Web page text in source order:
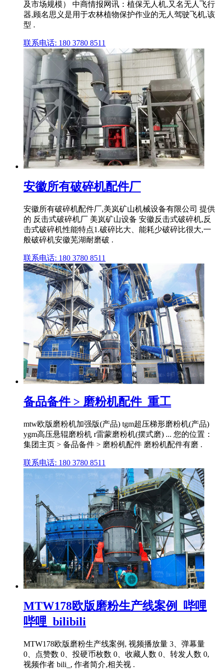
及市场规模） 中商情报网讯：植保无人机,又名无人飞行
器,顾名思义是用于农林植物保护作业的无人驾驶飞机,该
型 .
联系电话: 180 3780 8511
安徽所有破碎机配件厂
安徽所有破碎机配件厂,美岚矿山机械设备有限公司 提供
的 反击式破碎机厂 美岚矿山设备 安徽反击式破碎机,反
击式破碎机性能特点1.破碎比大、能耗少破碎比很大,一
般破碎机安徽芜湖耐磨破 .
联系电话: 180 3780 8511
备品备件 > 磨粉机配件_重工
mtw欧版磨粉机加强版(产品) tgm超压梯形磨粉机(产品)
ygm高压悬辊磨粉机 r雷蒙磨粉机(摆式磨) ... 您的位置：
集团主页 > 备品备件 > 磨粉机配件 磨粉机配件有磨 .
联系电话: 180 3780 8511
MTW178欧版磨粉生产线案例_哔哩
哔哩_bilibili
MTW178欧版磨粉生产线案例, 视频播放量 3、弹幕量
0、点赞数 0、投硬币枚数 0、收藏人数 0、转发人数 0,
视频作者 bili_, 作者简介,相关视 .